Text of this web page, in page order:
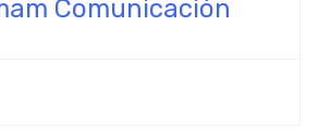
Comunicación